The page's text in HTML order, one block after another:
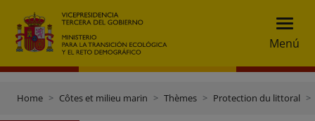
Menú
Home Côtes et milieu marin Thèmes Protection du littoral